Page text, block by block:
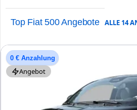
Top Fiat 500 Angebote ALLE 14
0 € Anzahlung
Angebot